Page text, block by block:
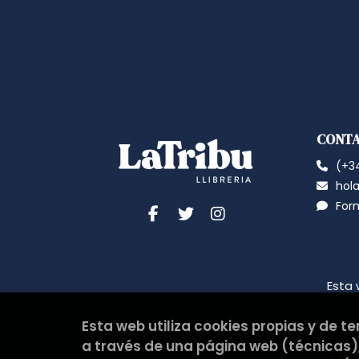
Esta
Esta web utiliza cookies propias y de
a través de una página web